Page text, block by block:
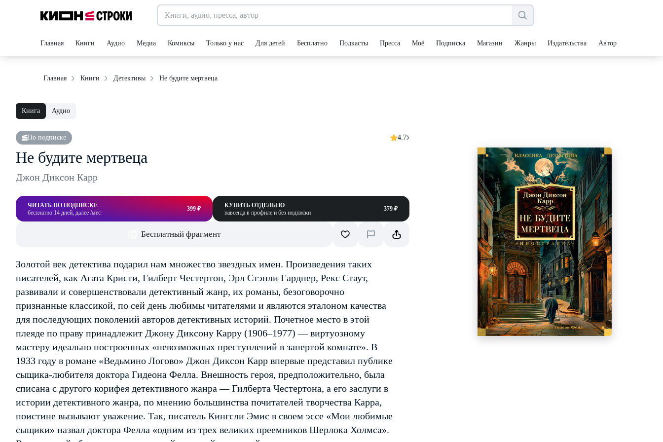
Главная Книги Аудио Медиа Комиксы Только у нас Для детей Бесплатно Подкасты Пресса Моё Подписка Магазин Жанры Издательства Авторы
Главная Книги Детективы Не будите мертвеца
Книга Аудио
По подписке 4.7
Не будите мертвеца
Джон Диксон Карр
ЧИТАТЬ ПО ПОДПИСКЕ
бесплатно 14 дней, далее /мес
399 ₽
КУПИТЬ ОТДЕЛЬНО
навсегда в профиле и без подписки
379 ₽
Бесплатный фрагмент
Золотой век детектива подарил нам множество звездных имен. Произведения таких
писателей, как Агата Кристи, Гилберт Честертон, Эрл Стэнли Гарднер, Рекс Стаут,
развивали и совершенствовали детективный жанр, их романы, безоговорочно
признанные классикой, по сей день любимы читателями и являются эталоном качества
для последующих поколений авторов детективных историй. Почетное место в этой
плеяде по праву принадлежит Джону Диксону Карру (1906–1977) — виртуозному
мастеру идеально построенных «невозможных преступлений в запертой комнате». В
1933 году в романе «Ведьмино Логово» Джон Диксон Карр впервые представил публике
сыщика-любителя доктора Гидеона Фелла. Внешность героя, предположительно, была
списана с другого корифея детективного жанра — Гилберта Честертона, а его заслуги в
истории детективного жанра, по мнению большинства почитателей творчества Карра,
поистине вызывают уважение. Так, писатель Кингсли Эмис в своем эссе «Мои любимые
сыщики» назвал доктора Фелла «одним из трех великих преемников Шерлока Холмса».